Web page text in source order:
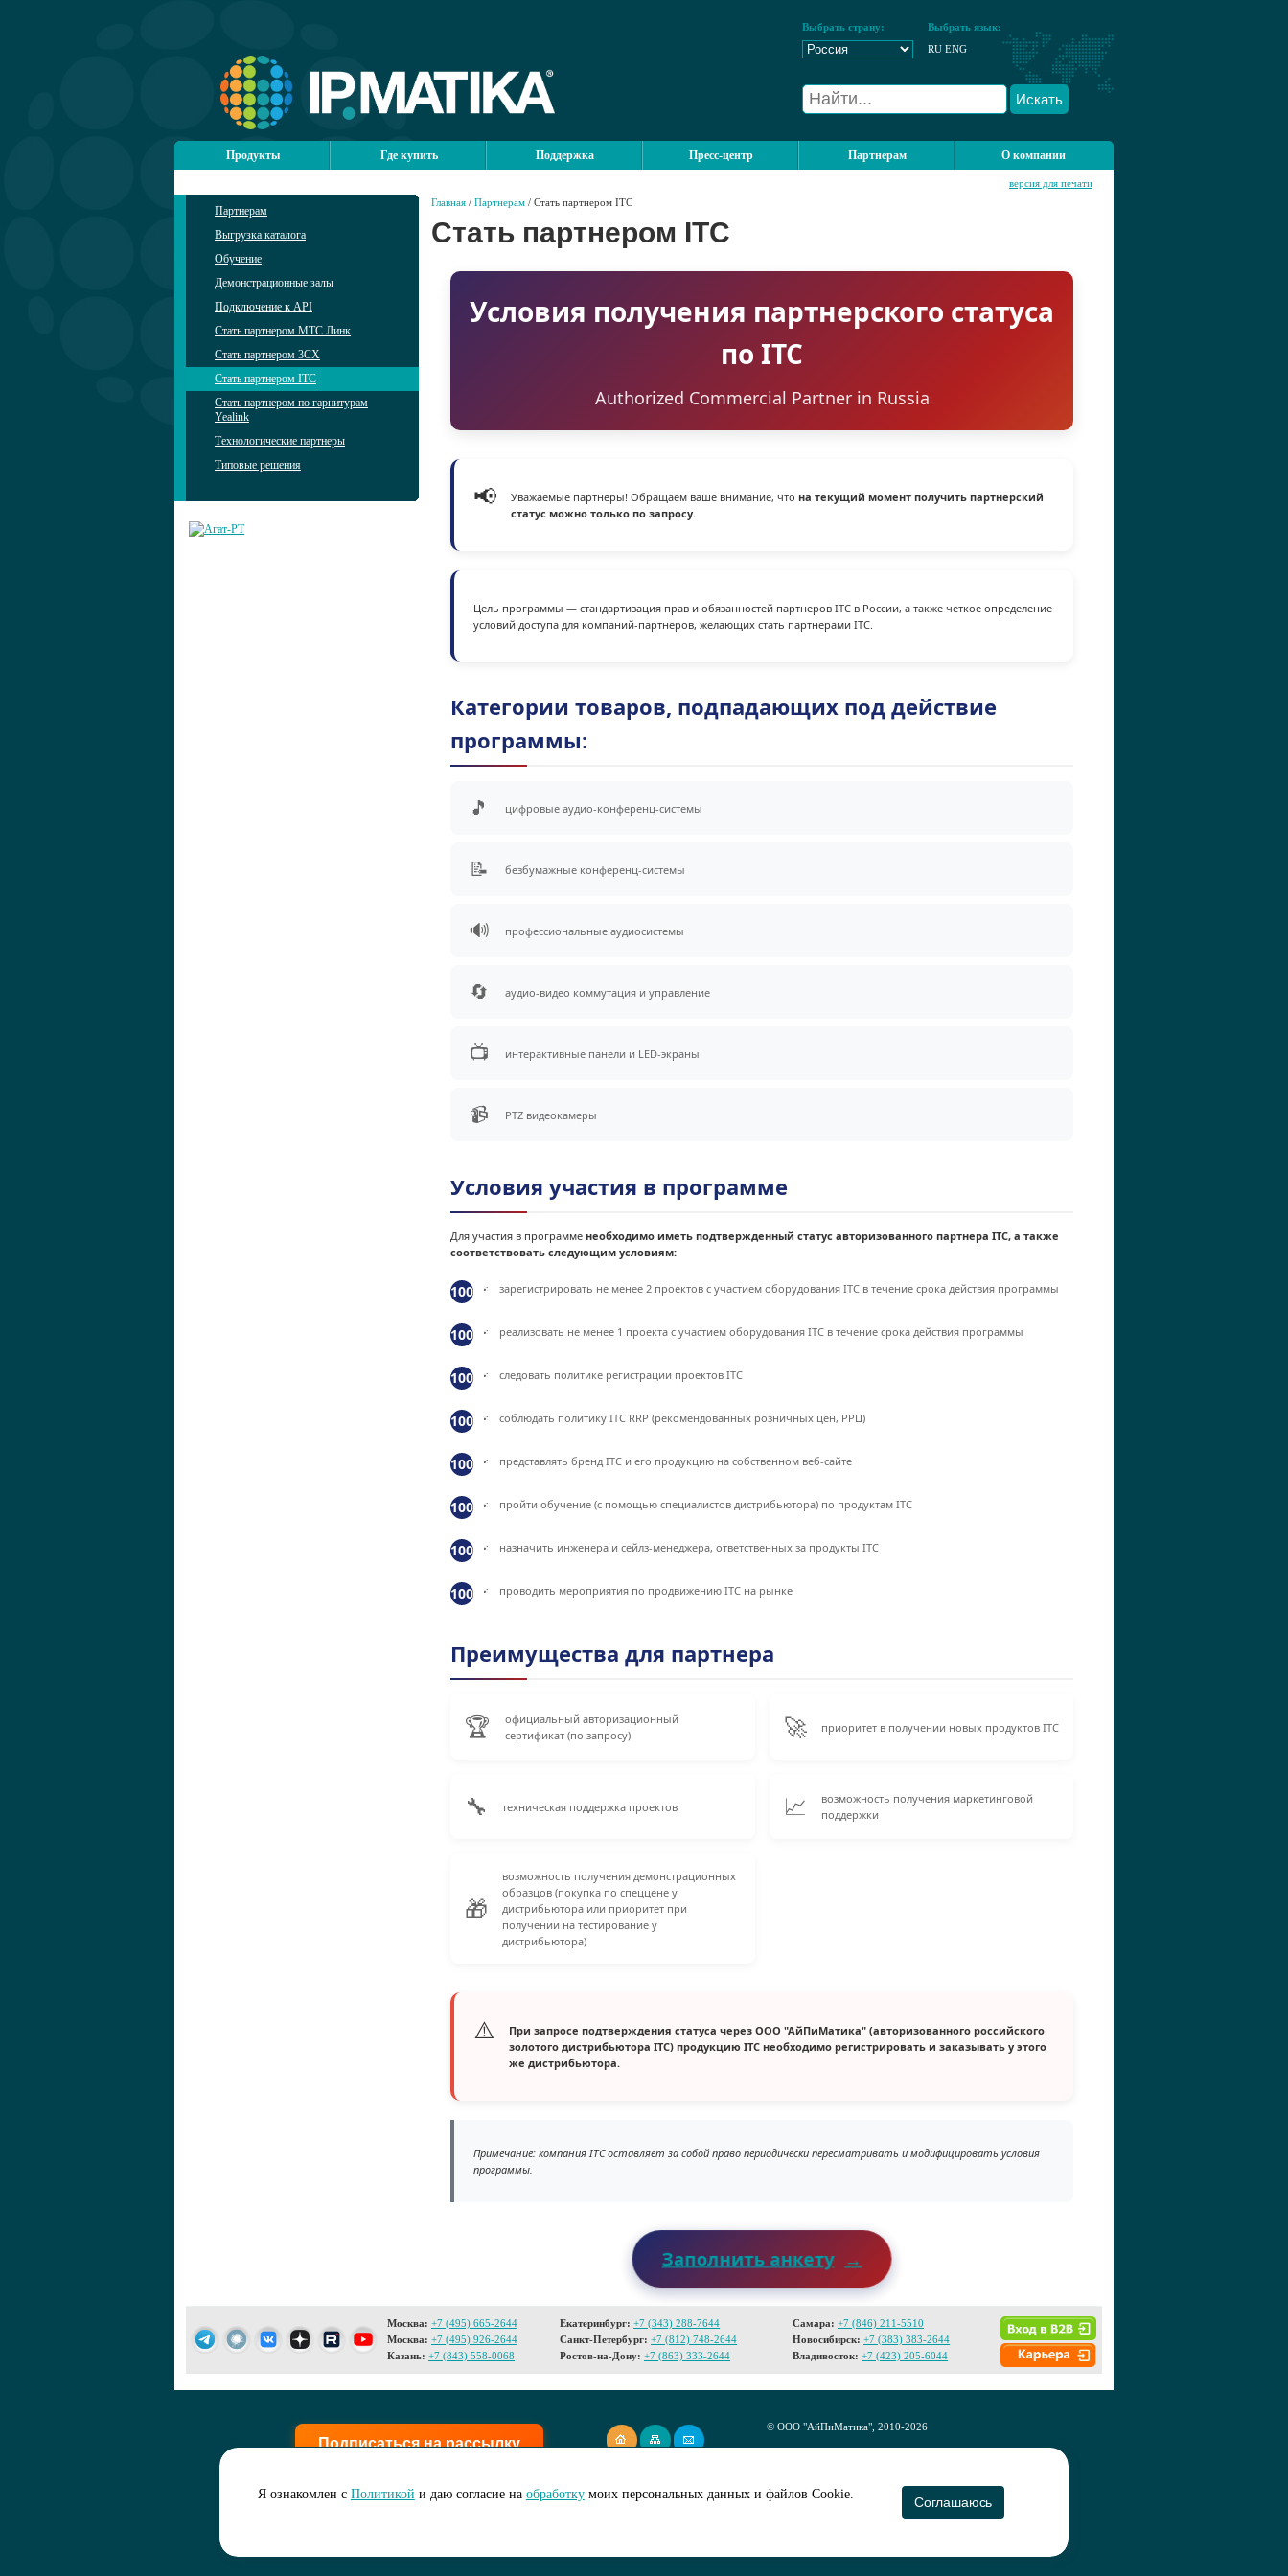
Выбрать страну:
Выбрать язык:
RU ENG
Искать
Продукты Где купить Поддержка Пресс-центр Партнерам О компании
Партнерам
Выгрузка каталога
Обучение
Демонстрационные залы
Подключение к API
Стать партнером МТС Линк
Стать партнером 3CX
Стать партнером ITC
Стать партнером по гарнитурам
Yealink
Технологические партнеры
Типовые решения
Главная / Партнерам / Стать партнером ITC
версия для печати
Стать партнером ITC
Условия получения партнерского статуса
по ITC
Authorized Commercial Partner in Russia
📢 Уважаемые партнеры! Обращаем ваше внимание, что на текущий момент получить партнерский
статус можно только по запросу.
Цель программы — стандартизация прав и обязанностей партнеров ITC в России, а также четкое определение
условий доступа для компаний-партнеров, желающих стать партнерами ITC.
Категории товаров, подпадающих под действие
программы:
🎵 цифровые аудио-конференц-системы
📝 безбумажные конференц-системы
🔊 профессиональные аудиосистемы
🔄 аудио-видео коммутация и управление
📺 интерактивные панели и LED-экраны
📹 PTZ видеокамеры
Условия участия в программе
Для участия в программе необходимо иметь подтвержденный статус авторизованного партнера ITC, а также
соответствовать следующим условиям:
зарегистрировать не менее 2 проектов с участием оборудования ITC в течение срока действия программы
реализовать не менее 1 проекта с участием оборудования ITC в течение срока действия программы
следовать политике регистрации проектов ITC
соблюдать политику ITC RRP (рекомендованных розничных цен, РРЦ)
представлять бренд ITC и его продукцию на собственном веб-сайте
пройти обучение (с помощью специалистов дистрибьютора) по продуктам ITC
назначить инженера и сейлз-менеджера, ответственных за продукты ITC
проводить мероприятия по продвижению ITC на рынке
Преимущества для партнера
🏆
официальный авторизационный
сертификат (по запросу)
🚀 приоритет в получении новых продуктов ITC
🔧 техническая поддержка проектов 📈
возможность получения маркетинговой
поддержки
🎁
возможность получения демонстрационных
образцов (покупка по спеццене у
дистрибьютора или приоритет при
получении на тестирование у
дистрибьютора)
⚠️
При запросе подтверждения статуса через ООО "АйПиМатика" (авторизованного российского
золотого дистрибьютора ITC) продукцию ITC необходимо регистрировать и заказывать у этого
же дистрибьютора.
Примечание: компания ITC оставляет за собой право периодически пересматривать и модифицировать условия
программы.
Заполнить анкету →
Москва: +7 (495) 665-2644
Москва: +7 (495) 926-2644
Казань: +7 (843) 558-0068
Екатеринбург: +7 (343) 288-7644
Санкт-Петербург: +7 (812) 748-2644
Ростов-на-Дону: +7 (863) 333-2644
Самара: +7 (846) 211-5510
Новосибирск: +7 (383) 383-2644
Владивосток: +7 (423) 205-6044
Подписаться на рассылку
© ООО "АйПиМатика", 2010-2026
Я ознакомлен с Политикой и даю согласие на обработкумоих персональных данных и файлов Cookie.
Соглашаюсь